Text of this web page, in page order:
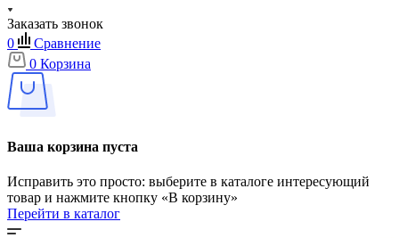
Заказать звонок
0
Сравнение
0 Корзина
Ваша корзина пуста
Исправить это просто: выберите в каталоге интересующий
товар и нажмите кнопку «В корзину»
Перейти в каталог